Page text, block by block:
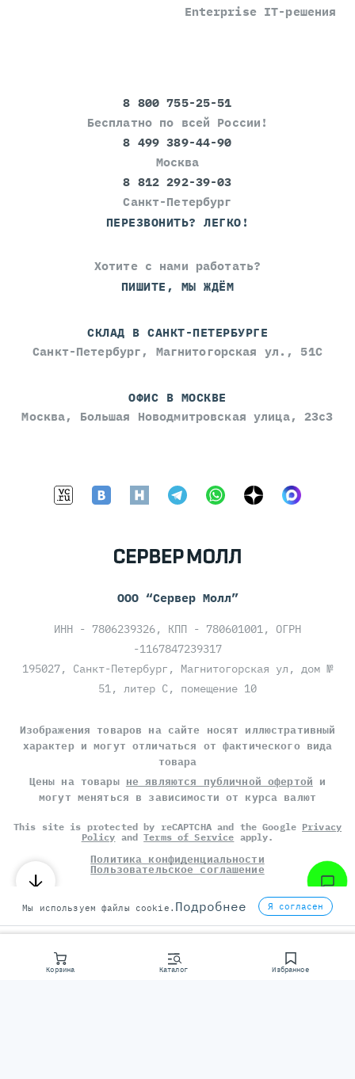
Корзина Каталог Избранное
Enterprise IT-решения
8 800 755-25-51
Бесплатно по всей России!
8 499 389-44-90
Москва
8 812 292-39-03
Санкт-Петербург
ПЕРЕЗВОНИТЬ? ЛЕГКО!
Хотите с нами работать?
ПИШИТЕ, МЫ ЖДЁМ
СКЛАД В САНКТ-ПЕТЕРБУРГЕ
Санкт-Петербург, Магнитогорская ул., 51С
ОФИС В МОСКВЕ
Москва, Большая Новодмитровская улица, 23с3
ООО “Сервер Молл”
ИНН - 7806239326, КПП - 780601001, ОГРН
-1167847239317
195027, Санкт-Петербург, Магнитогорская ул, дом №
51, литер С, помещение 10
Изображения товаров на сайте носят иллюстративный
характер и могут отличаться от фактического вида
товара
Цены на товары не являются публичной офертой и
могут меняться в зависимости от курса валют
This site is protected by reCAPTCHA and the Google Privacy
Policy andTerms of Service apply.
Политика конфиденциальности
Пользовательское соглашение
©СЕРВЕР МОЛЛ, 2014-2026
Мы используем файлы cookie. Подробнее Я согласен